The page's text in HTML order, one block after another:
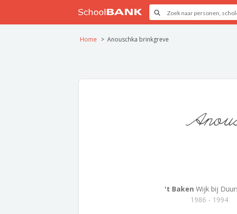
Home Anouschka brinkgreve
't Baken Wijk bij
1986 - 1994